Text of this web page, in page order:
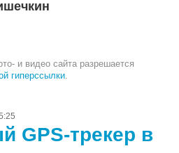
и видео сайта разрешается
гиперссылки
GPS-трекер в